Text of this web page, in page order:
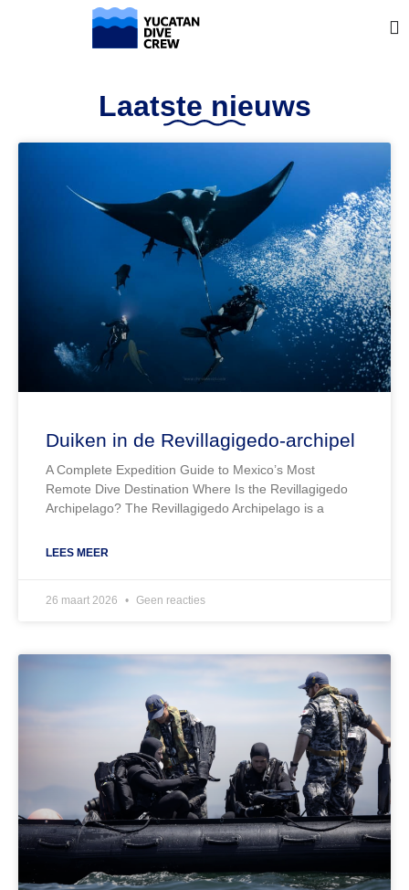
Laatste nieuws
Duiken in de Revillagigedo-archipel
A Complete Expedition Guide to Mexico’s Most
Remote Dive Destination Where Is the Revillagigedo
Archipelago? The Revillagigedo Archipelago is a
LEES MEER
26 maart 2026 Geen reacties